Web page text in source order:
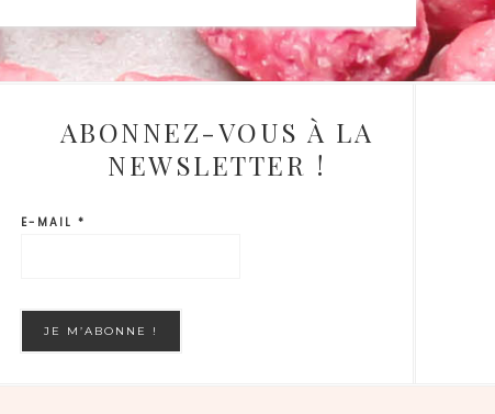
ABONNEZ-VOUS À LA
NEWSLETTER !
E-MAIL *